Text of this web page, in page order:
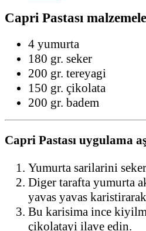
Capri Pastası
4 yumurta
180 gr. seker
200 gr. tereyagi
150 gr. çikolata
200 gr. badem
Capri Pastası uygulama
Yumurta sarilarini
Diger tarafta yumurta
yavas yavas
Bu karisima ince
çikolatayi ilave edin.